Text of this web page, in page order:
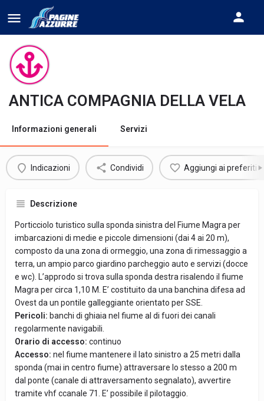
ANTICA COMPAGNIA DELLA VELA
Informazioni generali Servizi
Indicazioni Condividi Aggiungi ai preferiti
Descrizione
Porticciolo turistico sulla sponda sinistra del Fiume Magra per
imbarcazioni di medie e piccole dimensioni (dai 4 ai 20 m),
composto da una zona di ormeggio, una zona di rimessaggio a
terra, un ampio parco giardino parcheggio auto e servizi (docce
e wc). L’approdo si trova sulla sponda destra risalendo il fiume
Magra per circa 1,10 M. E’ costituito da una banchina difesa ad
Ovest da un pontile galleggiante orientato per SSE.
Pericoli: banchi di ghiaia nel fiume al di fuori dei canali
regolarmente navigabili.
Orario di accesso: continuo
Accesso: nel fiume mantenere il lato sinistro a 25 metri dalla
sponda (mai in centro fiume) attraversare lo stesso a 200 m
dal ponte (canale di attraversamento segnalato), avvertire
tramite vhf ccanale 71. E’ possibile il pilotaggio.